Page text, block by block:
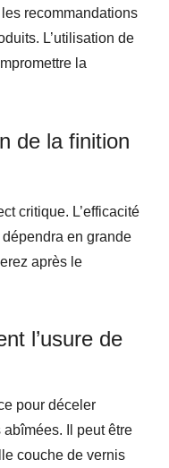
recommandations
L’utilisation de
la
de la finition
critique. L’efficacité
en grande
après le
l’usure de
pour déceler
Il peut être
couche de vernis